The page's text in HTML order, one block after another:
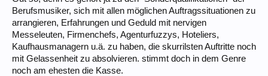
Berufsmusiker, sich mit allen möglichen Auftragssituationen zu
arrangieren, Erfahrungen und Geduld mit nervigen
Messeleuten, Firmenchefs, Agenturfuzzys, Hoteliers,
Kaufhausmanagern u.ä. zu haben, die skurrilsten Auftritte noch
mit Gelassenheit zu absolvieren. stimmt doch in dem Genre
noch am ehesten die Kasse.